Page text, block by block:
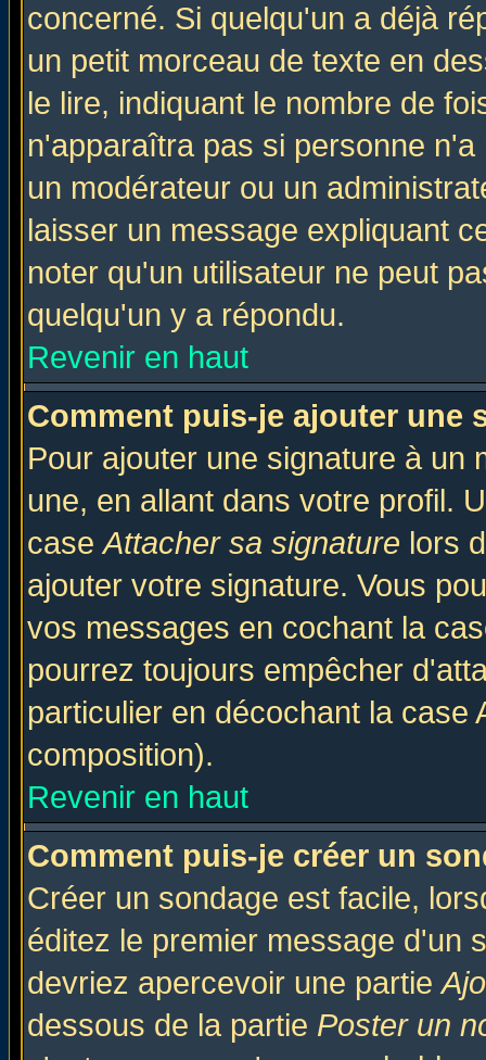
concerné. Si quelqu'un a déjà
un petit morceau de texte en
le lire, indiquant le nombre de
n'apparaîtra pas si personne
un modérateur ou un
laisser un message expliquant
noter qu'un utilisateur ne peut
quelqu'un y a répondu.
Revenir en haut
Comment puis-je ajouter une
Pour ajouter une signature à un
une, en allant dans votre profil.
caseAttacher sa signature lors
ajouter votre signature. Vous
vos messages en cochant la
pourrez toujours empêcher
particulier en décochant la
composition).
Revenir en haut
Comment puis-je créer un
Créer un sondage est facile,
éditez le premier message d'un
devriez apercevoir une partie
dessous de la partie Poster un